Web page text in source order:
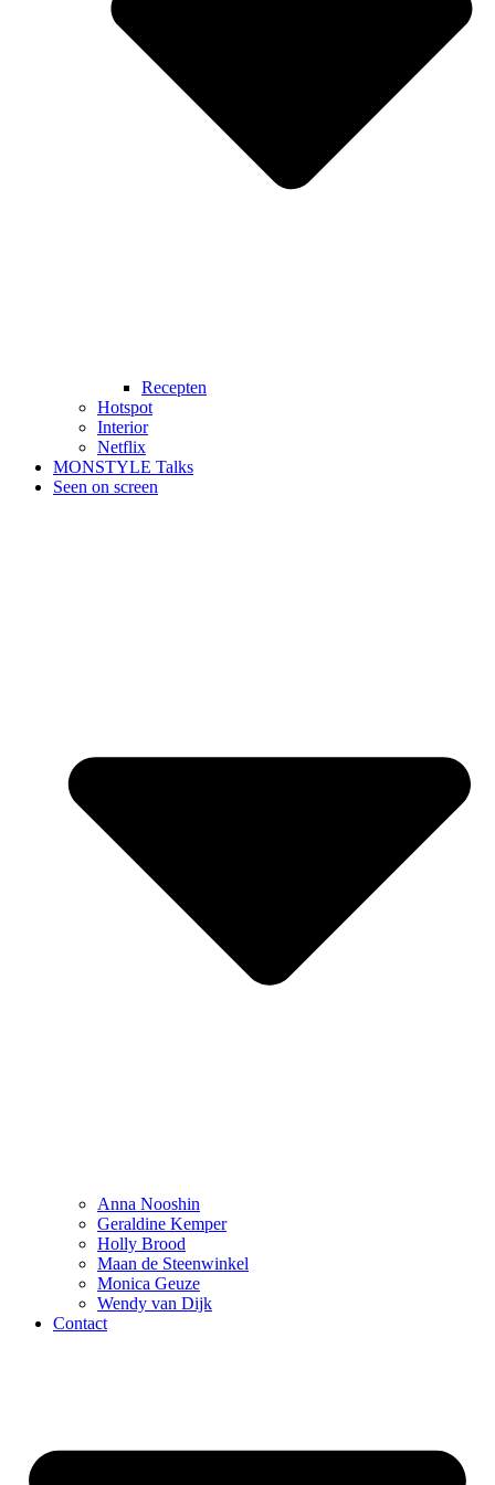
Recepten
Hotspot
Interior
Netflix
MONSTYLE Talks
Seen on screen
Anna Nooshin
Geraldine Kemper
Holly Brood
Maan de Steenwinkel
Monica Geuze
Wendy van Dijk
Contact